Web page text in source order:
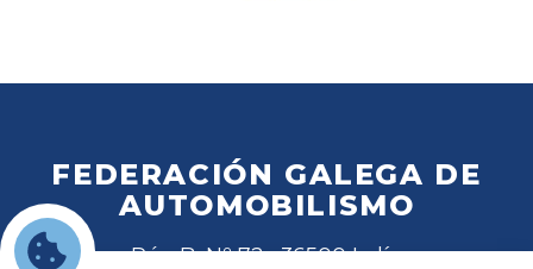
FEDERACIÓN GALEGA DE
AUTOMOBILISMO
Rúa B, Nº 72 · 36500 Lalín